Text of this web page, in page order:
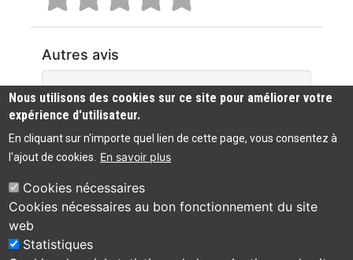
Autres avis
Aucun commentaire n'a été trouvé
Viviers
Nous utilisons des cookies sur ce site pour améliorer votre
expérience d'utilisateur.
En cliquant sur n'importe quel lien de cette page, vous consentez à
l'ajout de cookies.
En savoir plus
Cookies nécessaires
Cookies nécessaires au bon fonctionnement du site
web
Statistiques